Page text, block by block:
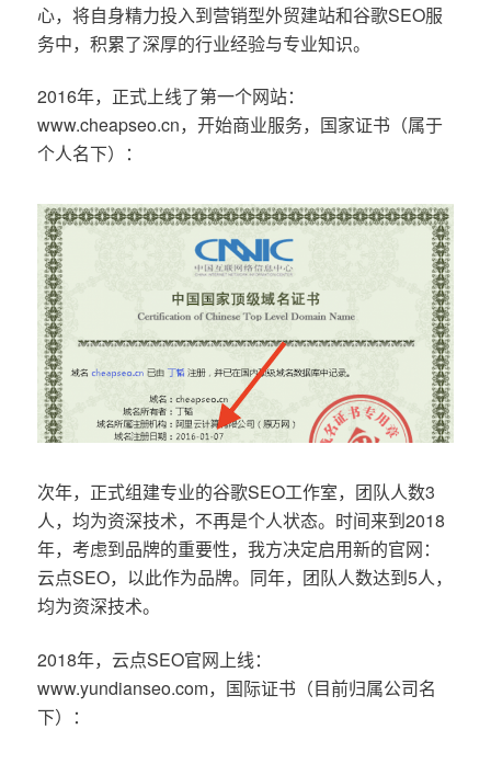
心，将自身精力投入到营销型外贸建站和谷歌SEO服
务中，积累了深厚的行业经验与专业知识。
2016年，正式上线了第一个网站：
www.cheapseo.cn，开始商业服务，国家证书（属于
个人名下）：
次年，正式组建专业的谷歌SEO工作室，团队人数3
人，均为资深技术，不再是个人状态。时间来到2018
年，考虑到品牌的重要性，我方决定启用新的官网：
云点SEO，以此作为品牌。同年，团队人数达到5人，
均为资深技术。
2018年，云点SEO官网上线：
www.yundianseo.com，国际证书（目前归属公司名
下）：